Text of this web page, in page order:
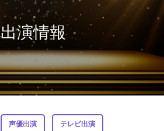
出演情報
声優出演 テレビ出演